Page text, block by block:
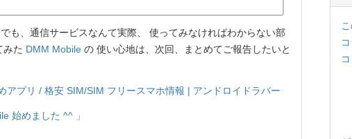
も、通信サービスなんて実際、 使ってみなければわからない部
みた DMM Mobile の 使い心地は、次回、まとめてご報告したいと
アプリ / 格安 SIM/SIM フリースマホ情報 | アンドロイドラバー
始めました ^^ 」